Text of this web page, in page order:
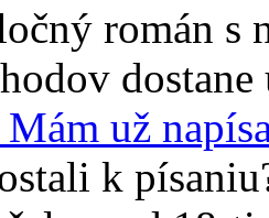
román s
už
k